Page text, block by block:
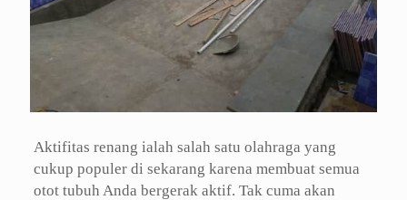
Aktifitas renang ialah salah satu olahraga yang
cukup populer di sekarang karena membuat semua
otot tubuh Anda bergerak aktif. Tak cuma akan